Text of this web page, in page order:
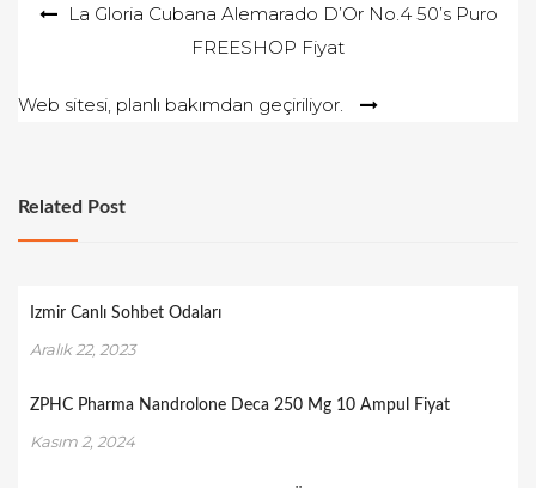
Yazı La Gloria Cubana Alemarado D’Or No.4 50’s Puro
FREESHOP Fiyat
Web sitesi, planlı bakımdan geçiriliyor.
Related Post
Izmir Canlı Sohbet Odaları
Aralık 22, 2023
ZPHC Pharma Nandrolone Deca 250 Mg 10 Ampul Fiyat
Kasım 2, 2024